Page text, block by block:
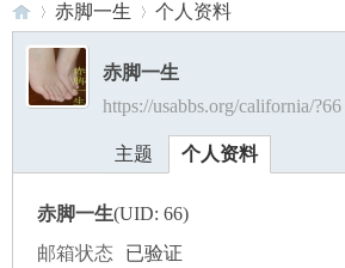
美›
赤脚一生
›
个人资料
赤脚一生
https://usabbs.org/california/?66
主题 个人资料
赤脚一生(UID: 66)
邮箱状态
已验证